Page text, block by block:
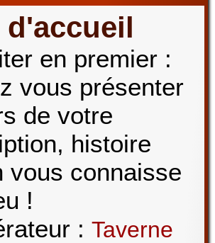
d'accueil
en premier :
vous présenter
de votre
histoire
vous connaisse
!
: Taverne